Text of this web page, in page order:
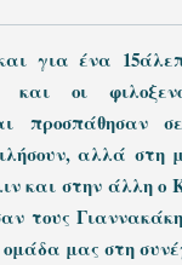
για ένα
και οι
προσπάθησαν
αλλά στη
και στην άλλη ο
τους
μας στη